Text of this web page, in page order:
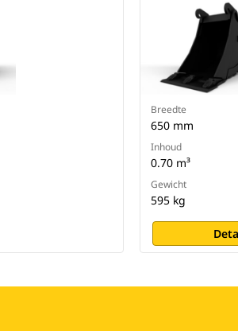
Breedte
650 mm
Inhoud
0.70 m³
Gewicht
595 kg